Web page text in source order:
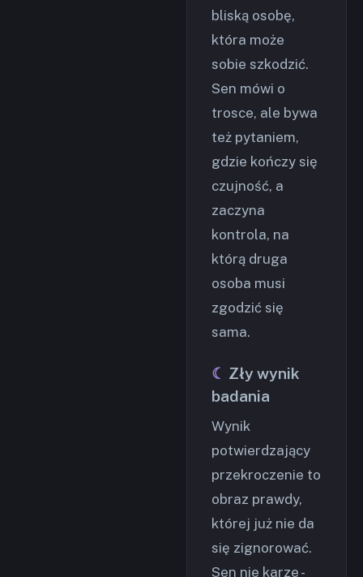
bliską osobę,
która może
sobie szkodzić.
Sen mówi o
trosce, ale bywa
też pytaniem,
gdzie kończy się
czujność, a
zaczyna
kontrola, na
którą druga
osoba musi
zgodzić się
sama.
Zły wynik
badania
Wynik
potwierdzający
przekroczenie to
obraz prawdy,
której już nie da
się zignorować.
Sen nie karze -